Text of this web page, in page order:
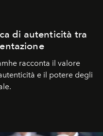
di autenticità tra
racconta il valore
e il potere degli